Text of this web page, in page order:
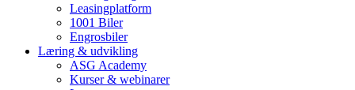
Leasingplatform
1001 Biler
Engrosbiler
Læring & udvikling
ASG Academy
Kurser & webinarer